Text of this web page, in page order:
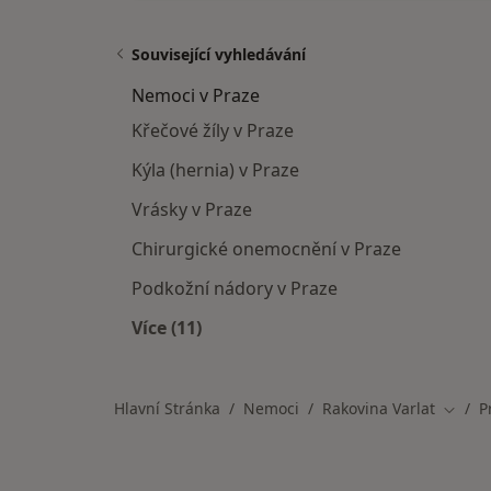
Související vyhledávání
Nemoci v Praze
Křečové žíly v Praze
Kýla (hernia) v Praze
Vrásky v Praze
Chirurgické onemocnění v Praze
Podkožní nádory v Praze
Více (11)
Hlavní Stránka Nemoci Rakovina Varlat